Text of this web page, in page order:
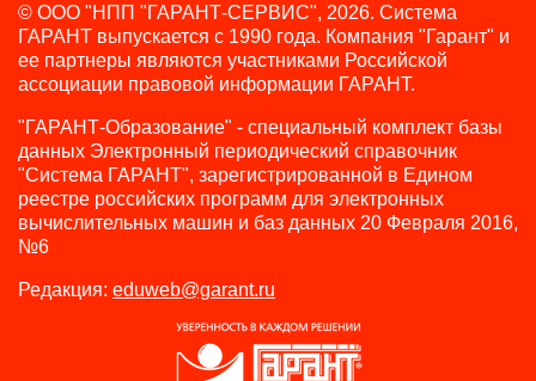
© ООО "НПП "ГАРАНТ-СЕРВИС", 2026. Система
ГАРАНТ выпускается с 1990 года. Компания "Гарант" и
ее партнеры являются участниками Российской
ассоциации правовой информации ГАРАНТ.
"ГАРАНТ-Образование" - специальный комплект базы
данных Электронный периодический справочник
"Система ГАРАНТ", зарегистрированной в Едином
реестре российских программ для электронных
вычислительных машин и баз данных 20 Февраля 2016,
№6
Редакция: eduweb@garant.ru